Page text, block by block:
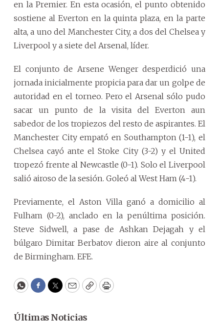
en la Premier. En esta ocasión, el punto obtenido
sostiene al Everton en la quinta plaza, en la parte
alta, a uno del Manchester City, a dos del Chelsea y
Liverpool y a siete del Arsenal, líder.
El conjunto de Arsene Wenger desperdició una
jornada inicialmente propicia para dar un golpe de
autoridad en el torneo. Pero el Arsenal sólo pudo
sacar un punto de la visita del Everton aun
sabedor de los tropiezos del resto de aspirantes. El
Manchester City empató en Southampton (1-1), el
Chelsea cayó ante el Stoke City (3-2) y el United
tropezó frente al Newcastle (0-1). Solo el Liverpool
salió airoso de la sesión. Goleó al West Ham (4-1).
Previamente, el Aston Villa ganó a domicilio al
Fulham (0-2), anclado en la penúltima posición.
Steve Sidwell, a pase de Ashkan Dejagah y el
búlgaro Dimitar Berbatov dieron aire al conjunto
de Birmingham. EFE.
WhatsApp
Facebook
Twitter
EmailCopyPrint
Últimas Noticias